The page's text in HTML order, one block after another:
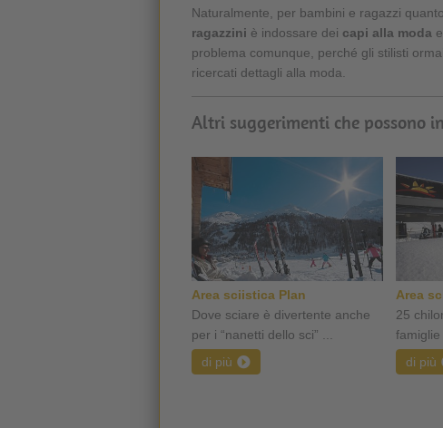
Naturalmente, per bambini e ragazzi
ragazzini è indossare dei capi alla moda
problema comunque, perché gli stilisti
ricercati dettagli alla moda.
Altri suggerimenti che possono
Area sciistica Plan
Dove sciare è divertente anche
per i “nanetti dello sci” ...
di più
Area
25
famiglie
di più